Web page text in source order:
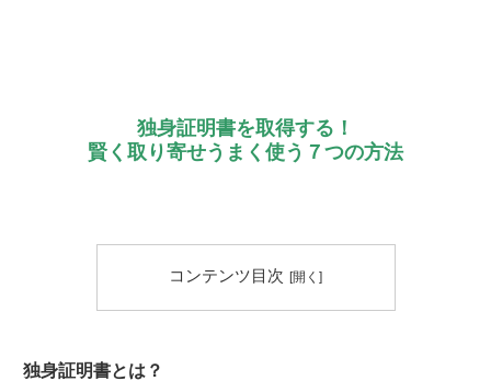
独身証明書を取得する！
賢く取り寄せうまく使う７つの方法
コンテンツ目次
独身証明書とは？